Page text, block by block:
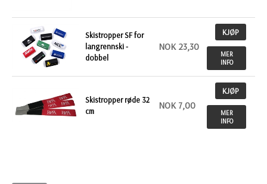
Skistropper SF for
langrennski -
dobbel
NOK 23,30
KJØP
MER
INFO
Skistropper røde 32
cm
NOK 7,00
KJØP
MER
INFO